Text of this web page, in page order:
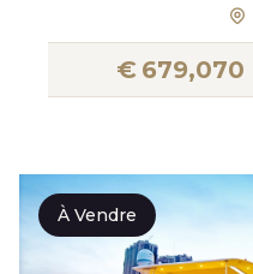
€ 679,070
À Vendre